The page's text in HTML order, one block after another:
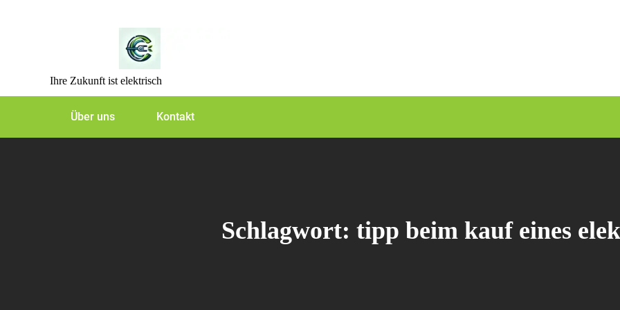
Ihre Zukunft ist elektrisch
Über uns Kontakt
Schlagwort: tipp beim kauf eines